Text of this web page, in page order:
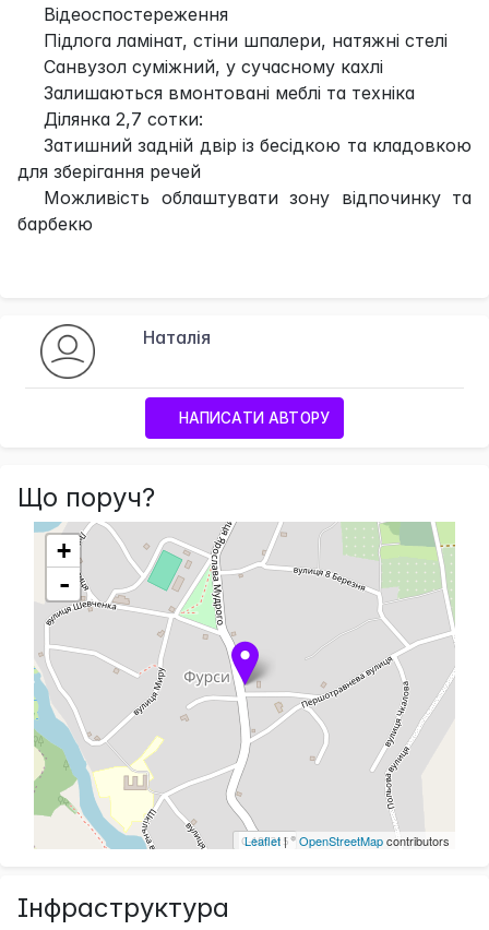
Відеоспостереження
Підлога ламінат, стіни шпалери, натяжні стелі
Санвузол суміжний, у сучасному кахлі
Залишаються вмонтовані меблі та техніка
Ділянка 2,7 сотки:
Затишний задній двір із бесідкою та кладовкою
для зберігання речей
Можливість облаштувати зону відпочинку та
барбекю
Наталія
НАПИСАТИ АВТОРУ
Що поруч?
+
-
Leaflet| ©OpenStreetMapcontributors
Інфраструктура